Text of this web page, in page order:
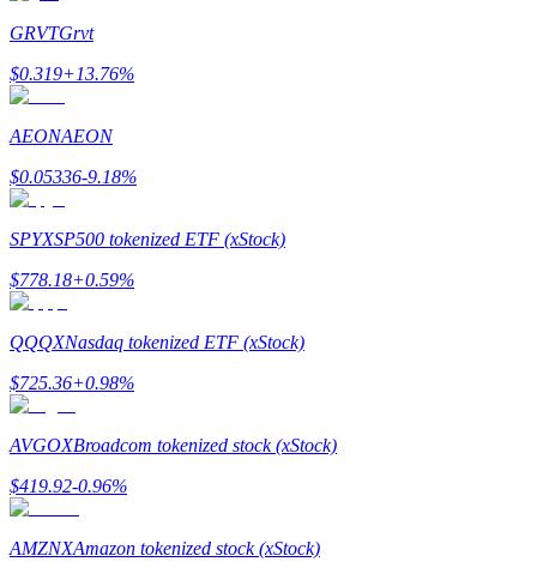
Aprenda cómo mantenerse rentable
GRVTGrvt
$0.319+13.76%
AEONAEON
$0.05336-9.18%
SPYXSP500 tokenized ETF (xStock)
$778.18+0.59%
QQQXNasdaq tokenized ETF (xStock)
$725.36+0.98%
AVGOXBroadcom tokenized stock (xStock)
$419.92-0.96%
AMZNXAmazon tokenized stock (xStock)